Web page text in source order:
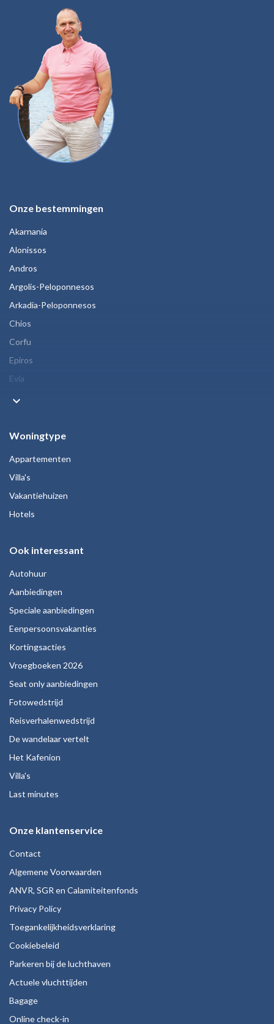
Onze bestemmingen
Akarnania
Alonissos
Andros
Argolis-Peloponnesos
Arkadia-Peloponnesos
Chios
Corfu
Epiros
Evia
keyboard_arrow_down
Woningtype
Appartementen
Villa's
Vakantiehuizen
Hotels
Ook interessant
Autohuur
Aanbiedingen
Speciale aanbiedingen
Eenpersoonsvakanties
Kortingsacties
Vroegboeken 2026
Seat only aanbiedingen
Fotowedstrijd
Reisverhalenwedstrijd
De wandelaar vertelt
Het Kafenion
Villa's
Last minutes
Onze klantenservice
Contact
Algemene Voorwaarden
ANVR, SGR en Calamiteitenfonds
Privacy Policy
Toegankelijkheidsverklaring
Cookiebeleid
Parkeren bij de luchthaven
Actuele vluchttijden
Bagage
Online check-in